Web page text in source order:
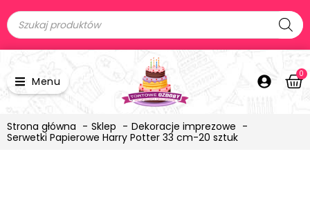
Menu
0
Strona główna Sklep
Dekoracje imprezowe
Serwetki Papierowe Harry Potter 33 cm-20 sztuk